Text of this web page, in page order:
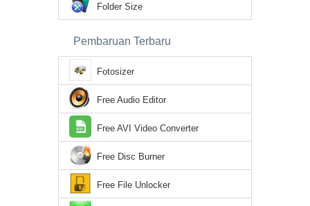
Folder Size
Pembaruan Terbaru
Fotosizer
Free Audio Editor
Free AVI Video Converter
Free Disc Burner
Free File Unlocker